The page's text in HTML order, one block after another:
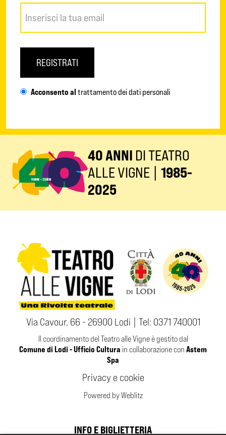
REGISTRATI
Acconsento al trattamento dei dati personali
40 ANNI DI TEATRO
ALLE VIGNE | 1985-
2025
Via Cavour, 66 - 26900 Lodi | Tel: 0371 740001
Il coordinamento del Teatro alle Vigne è gestito dal
Comune di Lodi - Ufficio Cultura in collaborazione con Astem
Spa
Privacy e cookie
Powered by Weblitz
INFO E BIGLIETTERIA